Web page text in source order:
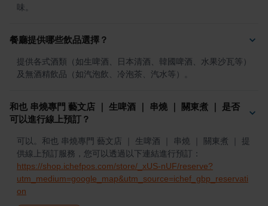
味。
餐廳提供哪些飲品選擇？
提供各式酒類（如生啤酒、日本清酒、韓國啤酒、水果沙瓦等）
及無酒精飲品（如汽泡飲、冷泡茶、汽水等）。
和也 串燒專門 藝文店 ｜ 生啤酒 ｜ 串燒 ｜ 關東煮 ｜ 是否
可以進行線上預訂？
可以。和也 串燒專門 藝文店 ｜ 生啤酒 ｜ 串燒 ｜ 關東煮 ｜ 提
供線上預訂服務，您可以透過以下連結進行預訂：
https://shop.ichefpos.com/store/_xUS-nUF/reserve?
utm_medium=google_map&utm_source=ichef_gbp_reservati
on